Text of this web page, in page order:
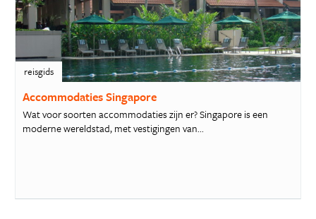
reisgids
Accommodaties Singapore
Wat voor soorten accommodaties zijn er? Singapore is een
moderne wereldstad, met vestigingen van...